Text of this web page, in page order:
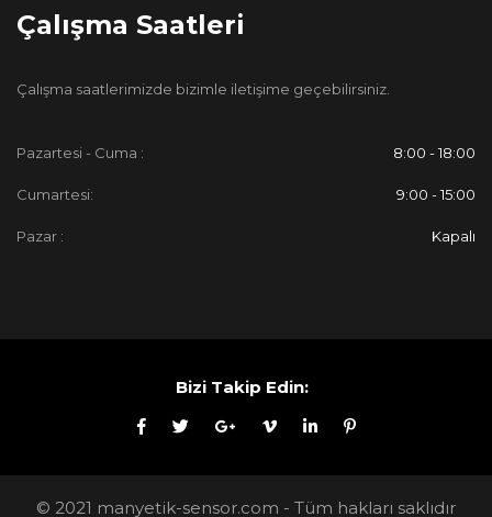
Çalışma Saatleri
Çalışma saatlerimizde bizimle iletişime geçebilirsiniz.
Pazartesi - Cuma : 8:00 - 18:00
Cumartesi: 9:00 - 15:00
Pazar : Kapalı
Bizi Takip Edin:
© 2021 manyetik-sensor.com - Tüm hakları saklıdır